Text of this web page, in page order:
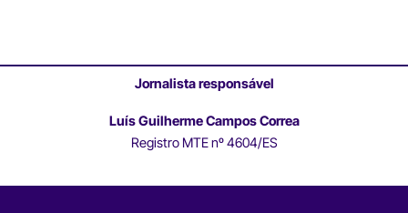
Jornalista responsável
Luís Guilherme Campos Correa
Registro MTE nº 4604/ES